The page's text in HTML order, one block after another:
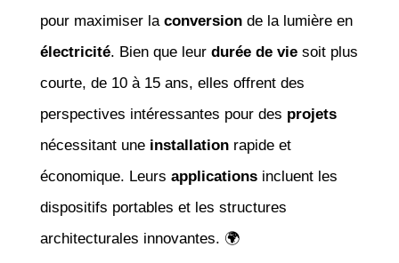
pour maximiser la conversionde la lumière en
électricité. Bien que leur durée de viesoit plus
courte, de 10 à 15 ans, elles offrent des
perspectives intéressantes pour des projets
nécessitant une installationrapide et
économique. Leurs applicationsincluent les
dispositifs portables et les structures
architecturales innovantes. 🌍